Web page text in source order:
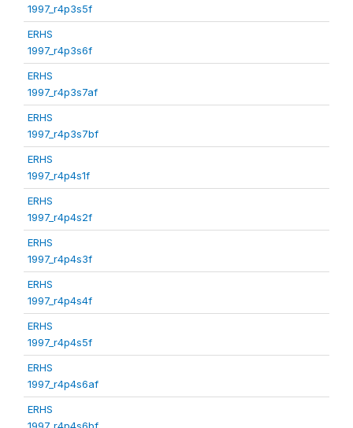
1997_r4p3s5f
ERHS
1997_r4p3s6f
ERHS
1997_r4p3s7af
ERHS
1997_r4p3s7bf
ERHS
1997_r4p4s1f
ERHS
1997_r4p4s2f
ERHS
1997_r4p4s3f
ERHS
1997_r4p4s4f
ERHS
1997_r4p4s5f
ERHS
1997_r4p4s6af
ERHS
1997_r4p4s6bf